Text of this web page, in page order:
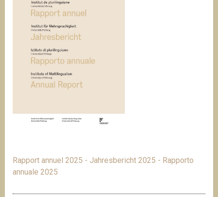
Rapport annuel 2025 - Jahresbericht 2025 - Rapporto
annuale 2025